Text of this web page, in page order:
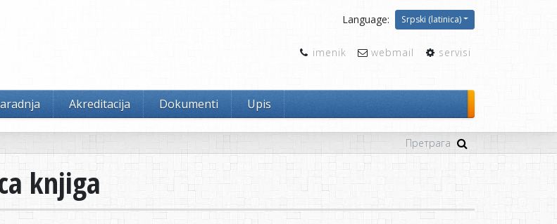
Language: Srpski (latinica)
imenik webmail servisi
Akreditacija Dokumenti Upis
knjiga